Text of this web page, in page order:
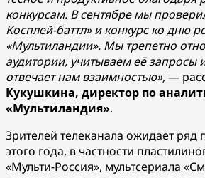
конкурсам. В сентябре мы
Косплей-баттл» и конкурс ко дню
«Мультиландии». Мы трепетно
аудитории, учитываем её запросы
отвечает нам взаимностью»,—
Кукушкина, директор по
«Мультиландия».
Зрителей телеканала ожидает ряд
этого года, в частности
«Мульти-Россия», мультсериала